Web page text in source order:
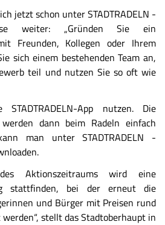
jetzt schon unter STADTRADELN -
weiter: „Gründen Sie ein
mit Freunden, Kollegen oder Ihrem
sich einem bestehenden Team an,
teil und nutzen Sie so oft wie
App nutzen. Die
dann beim Radeln einfach
man unter STADTRADELN -
Aktionszeitraums wird eine
stattfinden, bei der erneut die
und Bürger mit Preisen rund
stellt das Stadtoberhaupt in